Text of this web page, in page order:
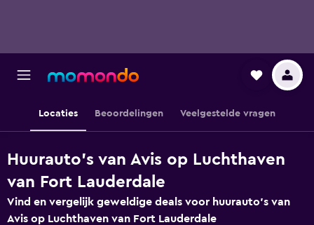
Locaties Beoordelingen Veelgestelde vragen
Huurauto's van Avis op Luchthaven
van Fort Lauderdale
Vind en vergelijk geweldige deals voor huurauto's van
Avis op Luchthaven van Fort Lauderdale